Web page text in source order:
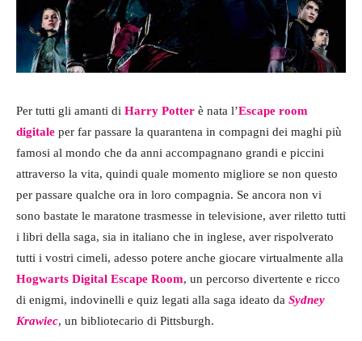
Per tutti gli amanti di Harry Potter è nata l’Escape room
digitale per far passare la quarantena in compagni dei maghi più
famosi al mondo che da anni accompagnano grandi e piccini
attraverso la vita, quindi quale momento migliore se non questo
per passare qualche ora in loro compagnia. Se ancora non vi
sono bastate le maratone trasmesse in televisione, aver riletto tutti
i libri della saga, sia in italiano che in inglese, aver rispolverato
tutti i vostri cimeli, adesso potere anche giocare virtualmente alla
Hogwarts Digital Escape Room, un percorso divertente e ricco
di enigmi, indovinelli e quiz legati alla saga ideato da Sydney
Krawiec, un bibliotecario di Pittsburgh.